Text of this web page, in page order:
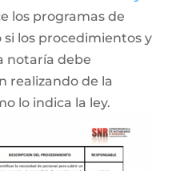
los programas de
los procedimientos y
notaría debe
realizando de la
lo indica la ley.